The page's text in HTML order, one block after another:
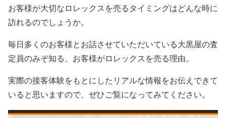
お客様が大切なロレックスを売るタイミングはどんな時に
訪れるのでしょうか。
毎日多くのお客様とお話させていただいている大黒屋の査
定員のみぞ知る、お客様がロレックスを売る理由。
実際の接客体験をもとにしたリアルな情報をお伝えできて
いると思いますので、ぜひご覧になってみてください。